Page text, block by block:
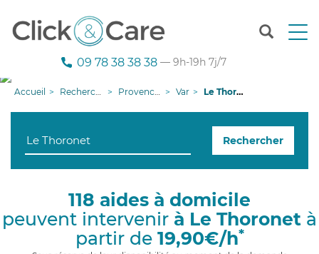
T
n
g
i
09 78 38 38 38 — 9h-19h 7j/7
Accueil Recherche aide à domicile Provence-Alpes-Côte d'Azur Var Le Thoronet
Rechercher
118 aides à domicile
peuvent intervenir à Le Thoronet à
partir de 19,90€/h*